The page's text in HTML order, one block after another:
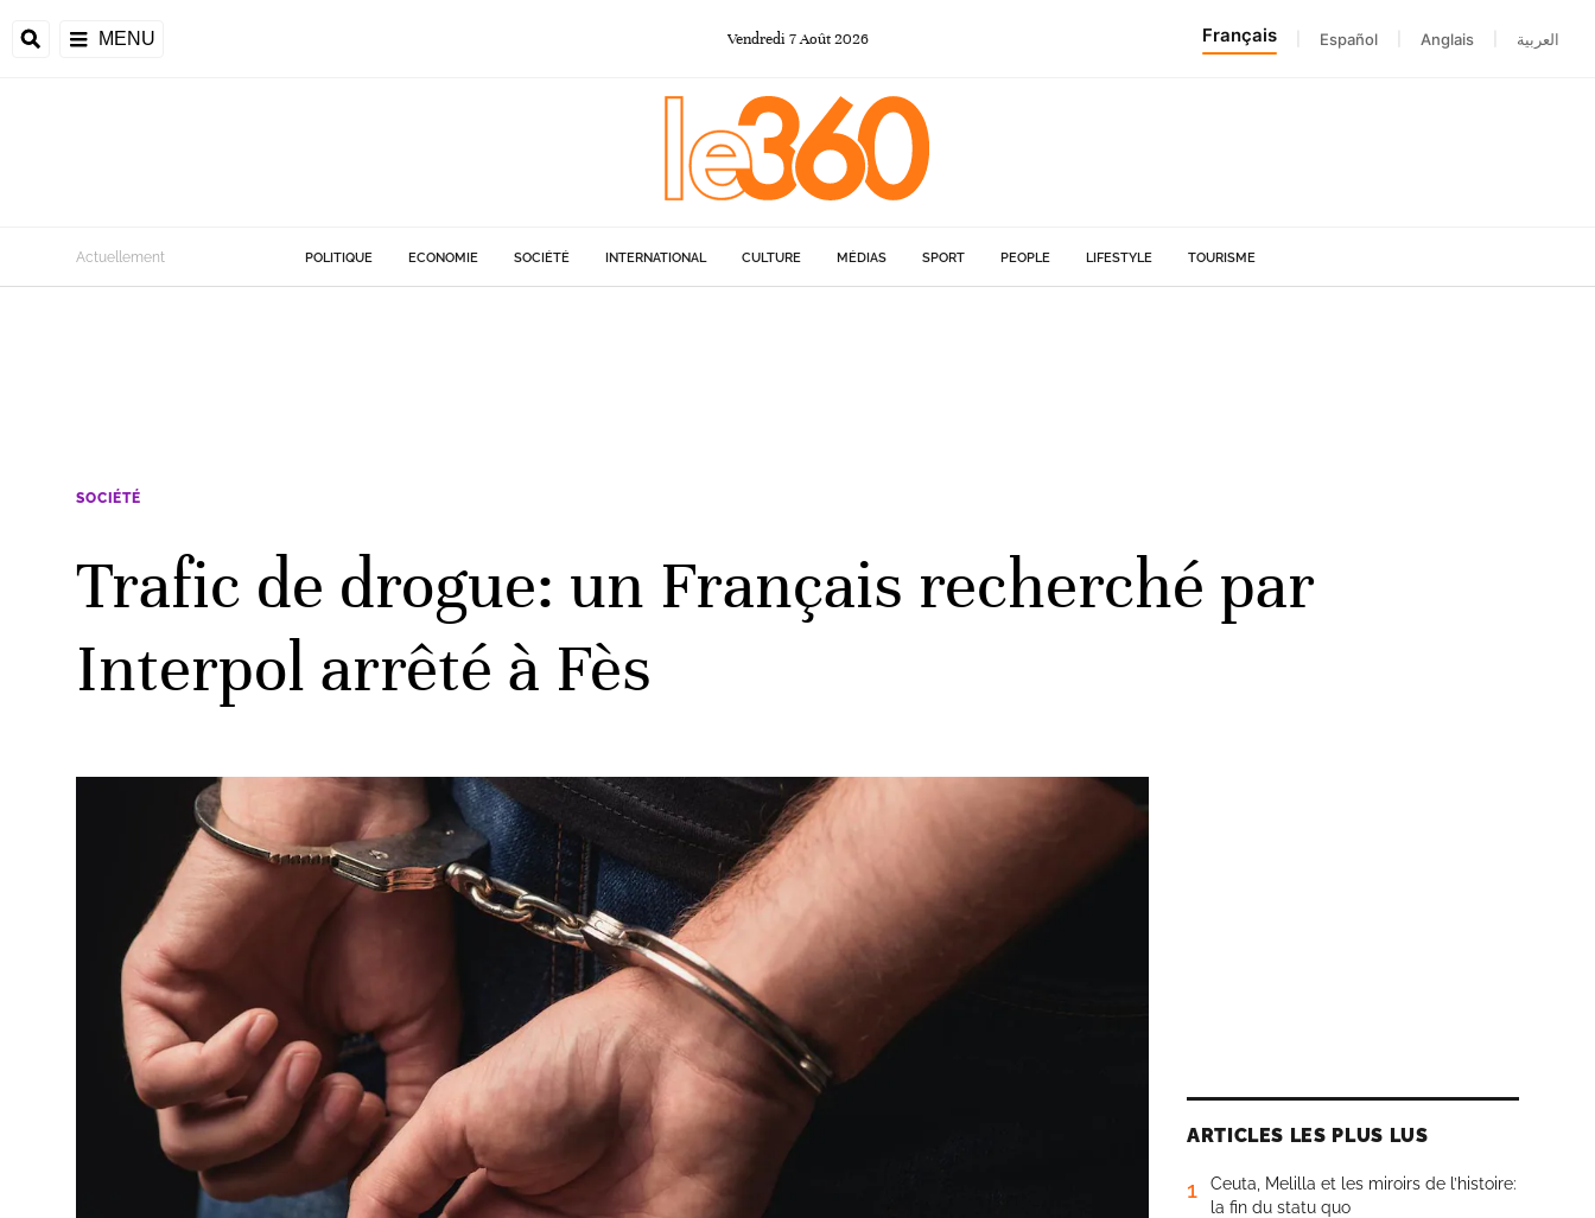
MENU Vendredi 7Août 2026 Français Español Anglais العربية
Actuellement POLITIQUE ECONOMIE SOCIÉTÉ INTERNATIONAL CULTURE MÉDIAS SPORT PEOPLE LIFESTYLE TOURISME
SOCIÉTÉ
Trafic de drogue: un Français recherché par
Interpol arrêté à Fès
ARTICLES LES PLUS LUS
1
Ceuta, Melilla et les miroirs de l’histoire:
la fin du statu quo